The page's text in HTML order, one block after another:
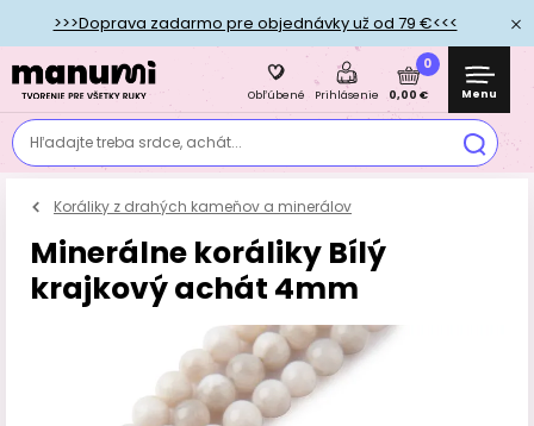
>>>Doprava zadarmo pre objednávky už od 79 €<<<
Hľadajte treba srdce, achát...
Obľúbené Prihlásenie
0
0,00 € Menu
Koráliky z drahých kameňov a minerálov
Minerálne koráliky Bílý
krajkový achát 4mm